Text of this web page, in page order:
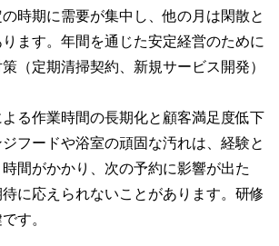
時期に需要が集中し、他の月は閑散と
ます。年間を通じた安定経営のために
（定期清掃契約、新規サービス開発）
る作業時間の長期化と顧客満足度低下
フードや浴室の頑固な汚れは、経験と
間がかかり、次の予約に影響が出た
に応えられないことがあります。研修
す。